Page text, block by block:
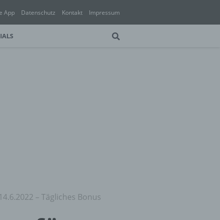
App Datenschutz Kontakt Impressum
– Tägliches Bonus